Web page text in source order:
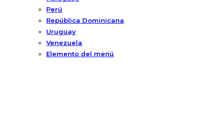
Perú
República Dominicana
Uruguay
Venezuela
Elemento del menú